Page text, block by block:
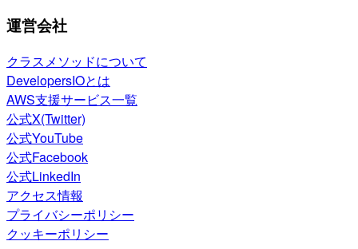
運営会社
クラスメソッドについて
DevelopersIOとは
AWS支援サービス一覧
公式X(Twitter)
公式YouTube
公式Facebook
公式LinkedIn
アクセス情報
プライバシーポリシー
クッキーポリシー